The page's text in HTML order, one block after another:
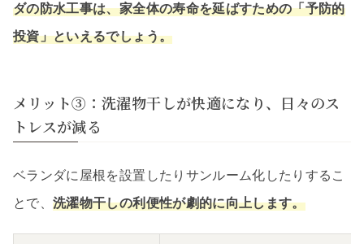
ダの防水工事は、家全体の寿命を延ばすための「予防的
投資」といえるでしょう。
メリット③：洗濯物干しが快適になり、日々のス
トレスが減る
ベランダに屋根を設置したりサンルーム化したりするこ
とで、洗濯物干しの利便性が劇的に向上します。